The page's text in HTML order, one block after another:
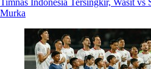
Murka